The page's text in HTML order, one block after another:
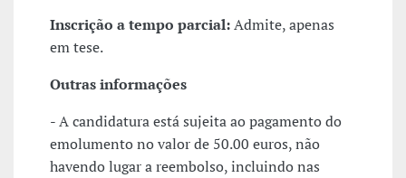
Inscrição a tempo parcial:Admite, apenas
em tese.
Outras informações
- A candidatura está sujeita ao pagamento do
emolumento no valor de 50.00 euros, não
havendo lugar a reembolso, incluindo nas